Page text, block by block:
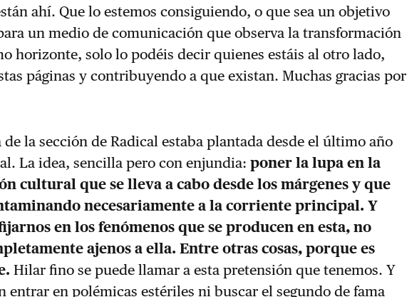
ahí. Que lo estemos consiguiendo, o que sea un objetivo
un medio de comunicación que observa la transformación
horizonte, solo lo podéis decir quienes estáis al otro lado,
páginas y contribuyendo a que existan. Muchas gracias por
la sección de Radical estaba plantada desde el último año
La idea, sencilla pero con enjundia:poner la lupa en la
cultural que se lleva a cabo desde los márgenes y que
necesariamente a la corriente principal. Y
en los fenómenos que se producen en esta, no
ajenos a ella. Entre otras cosas, porque es
Hilar fino se puede llamar a esta pretensión que tenemos. Y
entrar en polémicas estériles ni buscar el segundo de fama